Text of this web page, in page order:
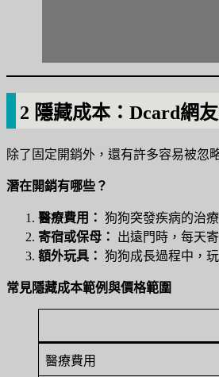
2 隱藏成本：Dcard網
除了固定開銷外，還有許多容易被忽
潛在開銷有哪些？
醫療費用： 狗狗突發疾病的治
寄宿或保母：
出遠門時，每天
額外玩具： 狗狗成長過程中，
常見隱藏成本範例與價格範圍
醫療費用